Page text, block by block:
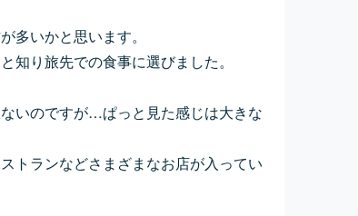
多いかと思います。
知り旅先での食事に選びました。
いのですが…ぱっと見た感じは大きな
トランなどさまざまなお店が入ってい